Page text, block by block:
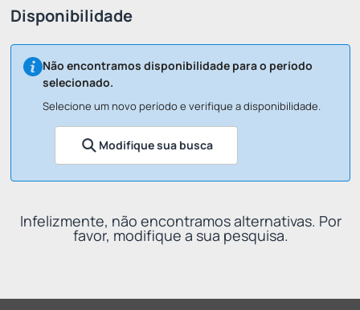
Disponibilidade
Não encontramos disponibilidade para o período
selecionado.
Selecione um novo período e verifique a disponibilidade.
Modifique sua busca
Infelizmente, não encontramos alternativas. Por
favor, modifique a sua pesquisa.